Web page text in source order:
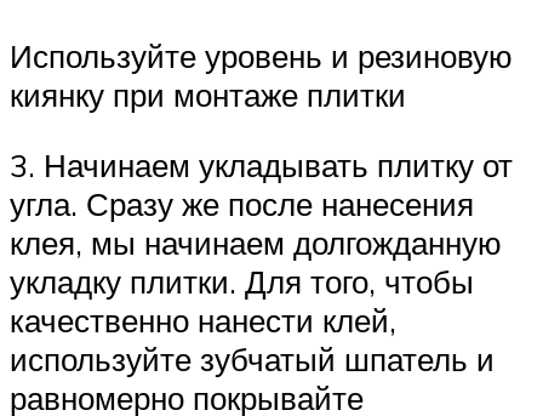
Используйте уровень и резиновую
киянку при монтаже плитки
3. Начинаем укладывать плитку от
угла. Сразу же после нанесения
клея, мы начинаем долгожданную
укладку плитки. Для того, чтобы
качественно нанести клей,
используйте зубчатый шпатель и
равномерно покрывайте